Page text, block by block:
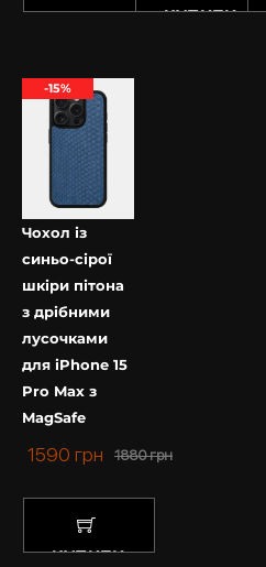
КУПИТИ
-15%
Чохол із
синьо-сірої
шкіри пітона
з дрібними
лусочками
для iPhone 15
Pro Max з
MagSafe
1880грн
1590 грн
КУПИТИ